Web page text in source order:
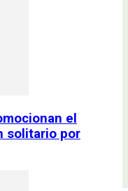
el
solitario por